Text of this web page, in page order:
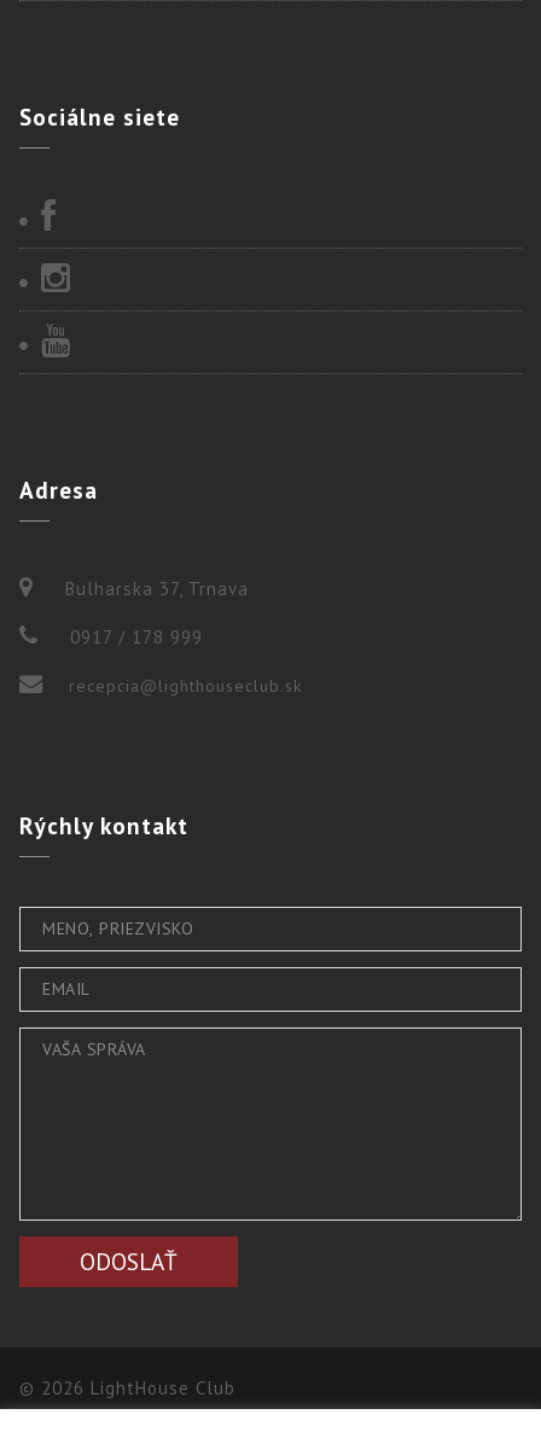
Sociálne siete
Adresa
Bulharska 37, Trnava
0917 / 178 999
recepcia@lighthouseclub.sk
Rýchlykontakt
© 2026 LightHouse Club